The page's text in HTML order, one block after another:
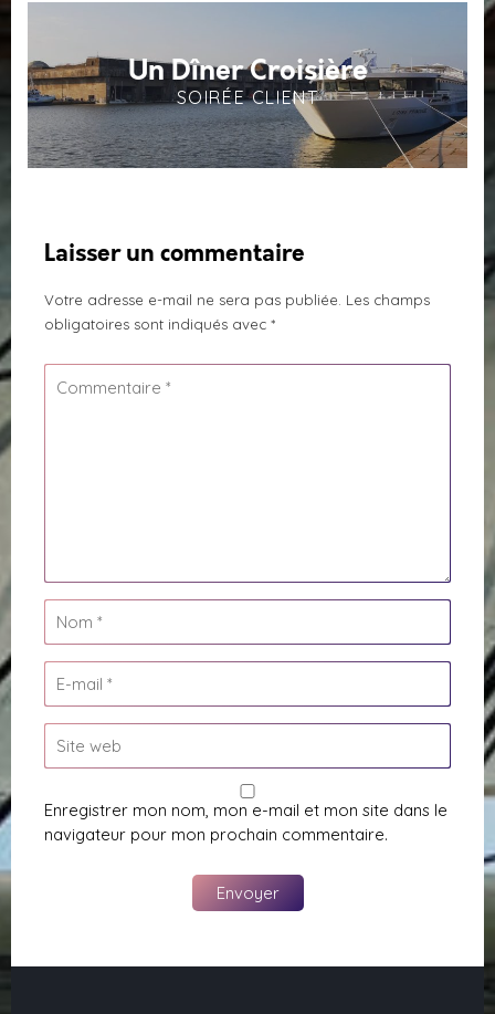
Un Dîner Croisière
SOIRÉE CLIENT
Laisser un commentaire
Votre adresse e-mail ne sera pas publiée. Les champs
obligatoires sont indiqués avec *
Enregistrer mon nom, mon e-mail et mon site dans le
navigateur pour mon prochain commentaire.